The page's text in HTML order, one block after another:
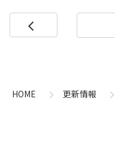
arrow_back_ios
HOME 更新情報